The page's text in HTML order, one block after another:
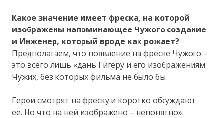
Какое значение имеет фреска, на которой
изображены напоминающее Чужого создание
и Инженер, который вроде как рожает?
Предполагаем, что появление на фреске Чужого –
это всего лишь «дань Гигеру и его изображениям
Чужих, без которых фильма не было бы.
Герои смотрят на фреску и коротко обсуждают
ее. Но что на ней изображено – непонятно».